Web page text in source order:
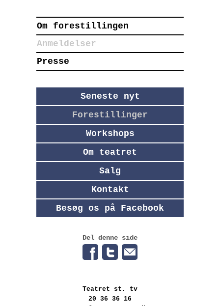
Om forestillingen
Anmeldelser
Presse
Seneste nyt
Forestillinger
Workshops
Om teatret
Salg
Kontakt
Besøg os på Facebook
Del denne side
Teatret st. tv
20 36 36 16